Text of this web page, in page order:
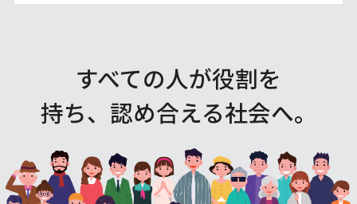
すべての人が役割を
持ち、認め合える社会へ。